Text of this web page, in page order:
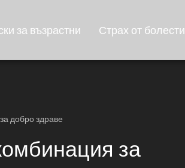
за възрастни Страх от болести
добро здраве
за